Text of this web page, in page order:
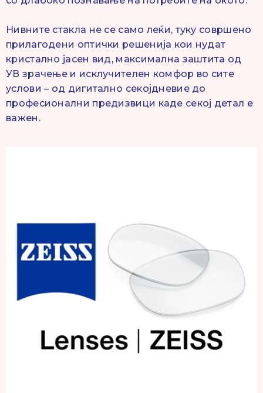
Нивните стакла не се само леќи, туку совршено
прилагодени оптички решенија кои нудат
кристално јасен вид, максимална заштита од
УВ зрачење и исклучителен комфор во сите
услови – од дигитално секојдневие до
професионални предизвици каде секој детал е
важен.